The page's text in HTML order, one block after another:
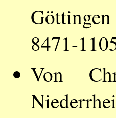
8471-
Von